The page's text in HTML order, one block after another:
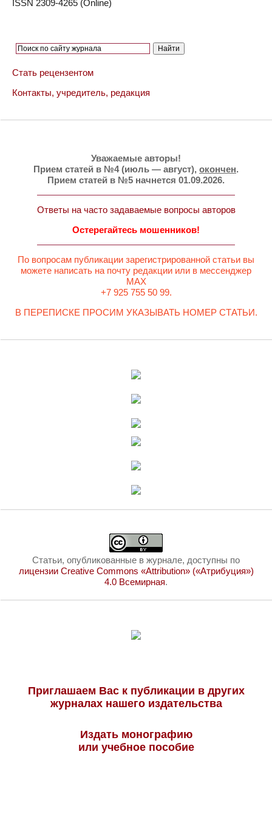
ISSN 2309-4265 (Online)
Стать рецензентом
Контакты, учредитель, редакция
Уважаемые авторы!
Прием статей в №4 (июль — август), окончен.
Прием статей в №5 начнется 01.09.2026.
Ответы на часто задаваемые вопросы авторов
Остерегайтесь мошенников!
По вопросам публикации зарегистрированной статьи вы
можете написать на почту редакции или в мессенджер
MAX
+7 925 755 50 99.
В ПЕРЕПИСКЕ ПРОСИМ УКАЗЫВАТЬ НОМЕР СТАТЬИ.
Статьи, опубликованные в журнале, доступны по
лицензии Creative Commons «Attribution» («Атрибуция»)
4.0 Всемирная.
Приглашаем Вас к публикации в других
журналах нашего издательства
Издать монографию
или учебное пособие